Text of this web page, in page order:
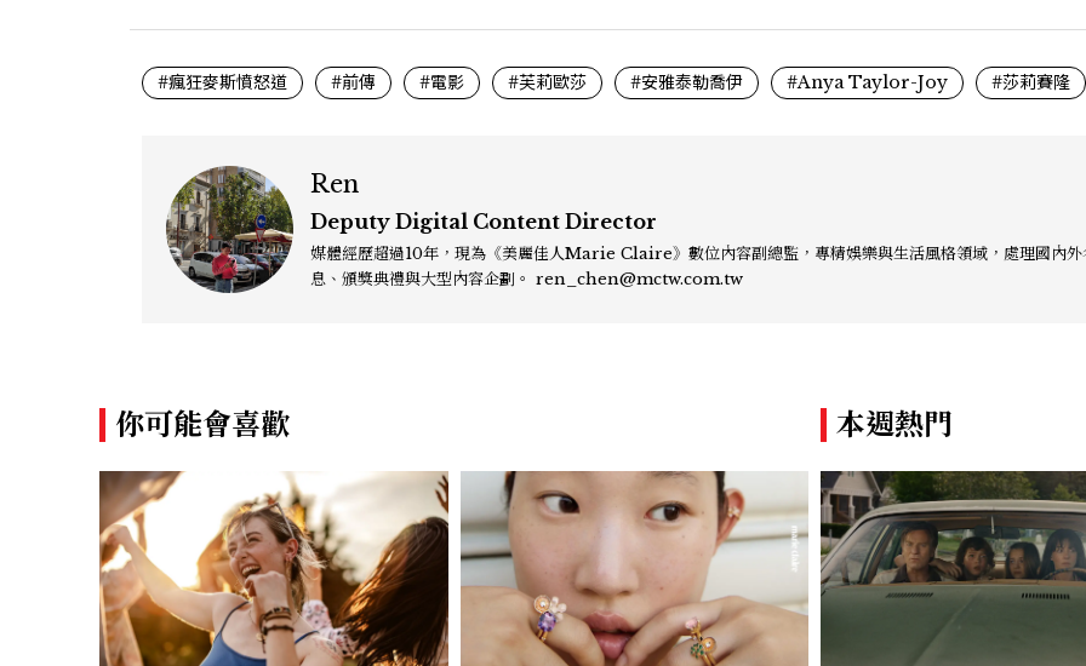
#瘋狂麥斯憤怒道 #前傳 #電影 #芙莉歐莎 #安雅泰勒喬伊 #Anya Taylor-Joy #莎莉賽隆
Ren
Deputy Digital Content Director
媒體經歷超過10年，現為《美麗佳人Marie Claire》數位內容副總監，專精娛樂與生活風格領域，處理國內外
息、頒獎典禮與大型內容企劃。 ren_chen@mctw.com.tw
你可能會喜歡 本週熱門